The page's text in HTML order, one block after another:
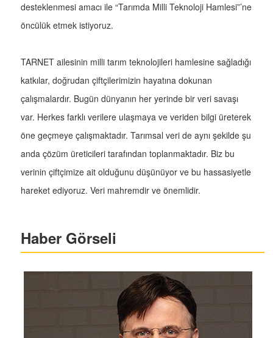
desteklenmesi amacı ile “Tarımda Milli Teknoloji Hamlesi”’ne
öncülük etmek istiyoruz.
TARNET ailesinin milli tarım teknolojileri hamlesine sağladığı
katkılar, doğrudan çiftçilerimizin hayatına dokunan
çalışmalardır. Bugün dünyanın her yerinde bir veri savaşı
var. Herkes farklı verilere ulaşmaya ve veriden bilgi üreterek
öne geçmeye çalışmaktadır. Tarımsal veri de aynı şekilde şu
anda çözüm üreticileri tarafından toplanmaktadır. Biz bu
verinin çiftçimize ait olduğunu düşünüyor ve bu hassasiyetle
hareket ediyoruz. Veri mahremdir ve önemlidir.
Haber Görseli